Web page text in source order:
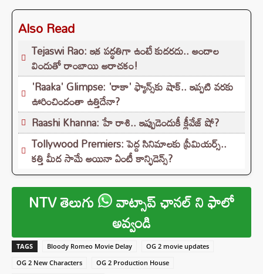
Also Read
Tejaswi Rao: ఇక పద్ధతిగా ఉంటే కుదరదు.. అందాల
విందుతో రాంబాయి అరాచకం!
'Raaka' Glimpse: 'రాకా' ఫ్యాన్స్‌కు షాక్.. ఇప్పటి వరకు
ఊరించిందంతా ఉత్తిదేనా?
Raashi Khanna: హే రాశి.. ఇప్పుడెందుకీ క్లీవేజ్ షో?
Tollywood Premiers: పెద్ద సినిమాలకు ప్రీమియర్స్..
కత్తి మీద సామే అయినా ఏంటీ కాన్ఫిడెన్స్?
NTV తెలుగు వాట్సాప్ ఛానల్ ని ఫాలో
అవ్వండి
TAGS Bloody Romeo Movie Delay
OG 2 movie updates
OG 2 New Characters
OG 2 Production House